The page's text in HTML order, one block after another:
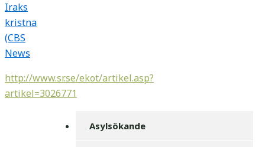
Iraks
kristna
(CBS
News
http://www.sr.se/ekot/artikel.asp?
artikel=3026771
Asylsökande